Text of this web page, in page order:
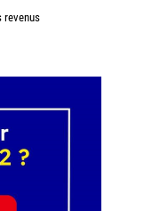
revenus